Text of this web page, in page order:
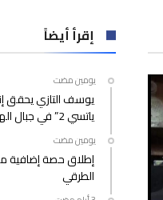
وتتأهل
لملاقاة
في
نصف
نهائي
كأس
العرب
مغلقة
إقرأ أيضاً
‫‫‫‏‫يومين مضت‬
يوسف التازي يحقق
ياتسي 2” في جبال الهيمالايا
‫‫‫‏‫يومين مضت‬
إطلاق حصة إضافية
الطرقي